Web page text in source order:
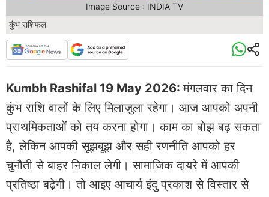
कुंभ राशिफल
Image Source : INDIA TV
Kumbh Rashifal 19 May 2026:मंगलवार का दिन
कुंभ राशि वालों के लिए मिलाजुला रहेगा। आज आपको अपनी
प्राथमिकताओं को तय करना होगा। काम का बोझ बढ़ सकता
है, लेकिन आपकी सूझबूझ और सही रणनीति आपको हर
चुनौती से बाहर निकाल लेगी। सामाजिक दायरे में आपकी
प्रतिष्ठा बढ़ेगी। तो आइए आचार्य इंदु प्रकाश से विस्तार से